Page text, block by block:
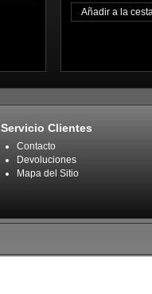
Servicio Clientes
Contacto
Devoluciones
Mapa del Sitio